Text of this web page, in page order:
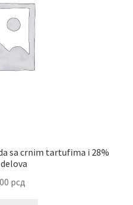
sa crnim tartufima i 28%
рсд